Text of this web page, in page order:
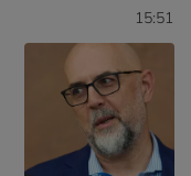
15:51